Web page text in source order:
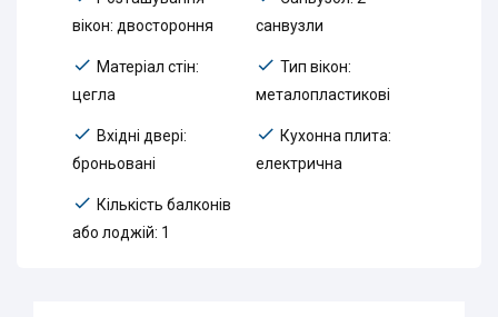
вікон: двостороння
санвузли
Матеріал стін:
цегла
Тип вікон:
металопластикові
Вхідні двері:
броньовані
Кухонна плита:
електрична
Кількість балконів
або лоджій: 1